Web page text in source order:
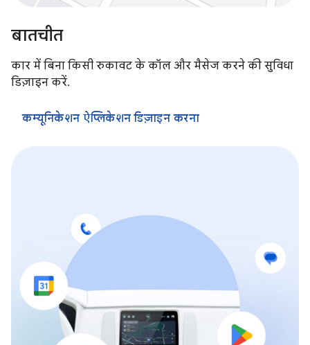
बातचीत
कार में बिना किसी रुकावट के कॉल और मैसेज करने की सुविधा
डिज़ाइन करें.
कम्यूनिकेशन ऐप्लिकेशन डिज़ाइन करना